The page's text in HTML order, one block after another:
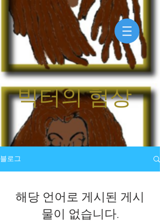
빅터의 험상
블로그
해당 언어로 게시된 게시
물이 없습니다.